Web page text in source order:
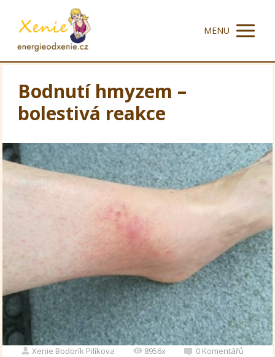
MENU
Bodnutí hmyzem –
bolestivá reakce
Xenie Bodorík Pilíkova 8956x 0 Komentářů